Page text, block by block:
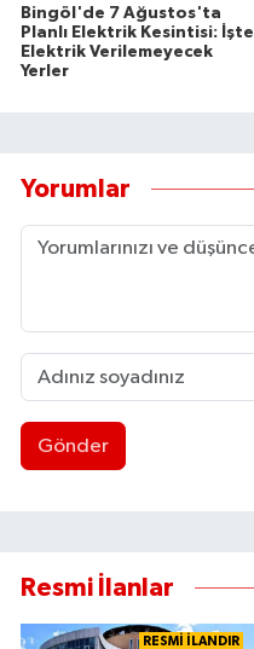
Bingöl'de 7 Ağustos'ta
Planlı Elektrik Kesintisi: İşte
Elektrik Verilemeyecek
Yerler
Yorumlar
Gönder
Resmi İlanlar
RESMİ İLANDIR